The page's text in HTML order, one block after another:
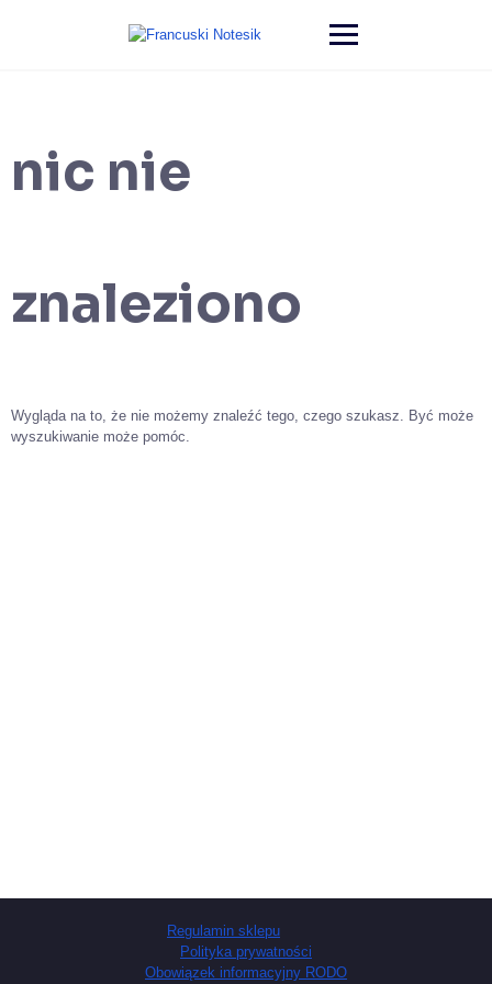
nic nie
znaleziono
Wygląda na to, że nie możemy znaleźć tego, czego szukasz. Być może
wyszukiwanie może pomóc.
Regulamin sklepu
Polityka prywatności
Obowiązek informacyjny RODO